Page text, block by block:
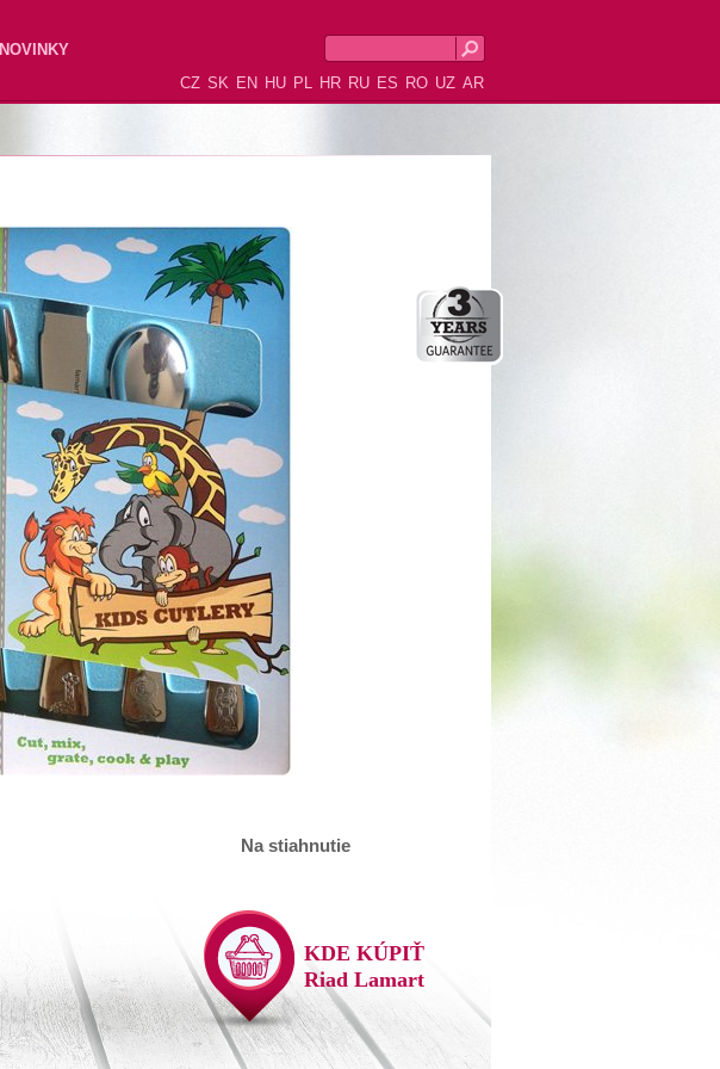
NOVINKY
CZ SK EN HU PL HR RU ES RO UZ AR
Na stiahnutie
KDE KÚPIŤ
Riad Lamart